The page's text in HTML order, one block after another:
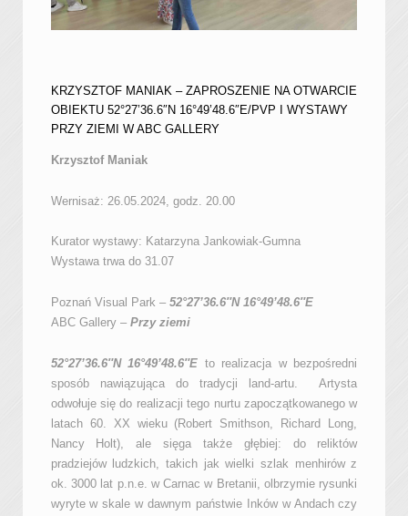
KRZYSZTOF MANIAK – ZAPROSZENIE NA OTWARCIE
OBIEKTU 52°27’36.6″N 16°49’48.6″E/PVP I WYSTAWY
PRZY ZIEMI W ABC GALLERY
Krzysztof Maniak
Wernisaż: 26.05.2024, godz. 20.00
Kurator wystawy: Katarzyna Jankowiak-Gumna
Wystawa trwa do 31.07
Poznań Visual Park – 52°27’36.6″N 16°49’48.6″E
ABC Gallery –Przy ziemi
52°27’36.6″N 16°49’48.6″E to realizacja w bezpośredni
sposób nawiązująca do tradycji land-artu. Artysta
odwołuje się do realizacji tego nurtu zapoczątkowanego w
latach 60. XX wieku (Robert Smithson, Richard Long,
Nancy Holt), ale sięga także głębiej: do reliktów
pradziejów ludzkich, takich jak wielki szlak menhirów z
ok. 3000 lat p.n.e. w Carnac w Bretanii, olbrzymie rysunki
wyryte w skale w dawnym państwie Inków w Andach czy